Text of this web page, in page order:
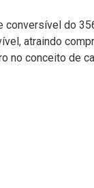
do
atraindo
no conceito de